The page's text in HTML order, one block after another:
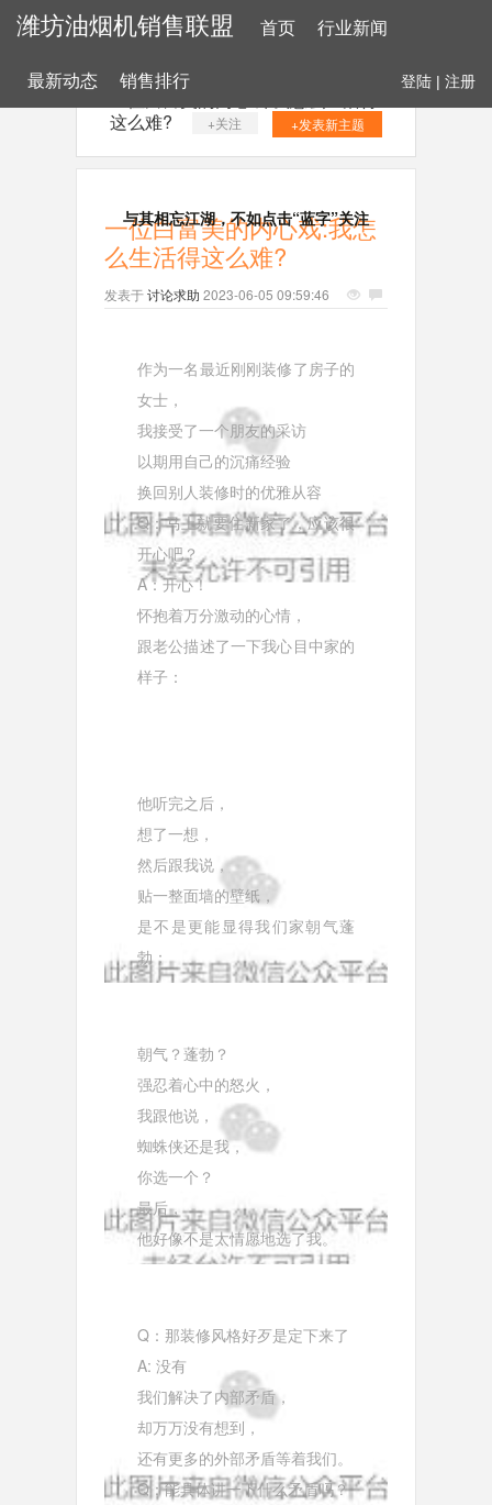
潍坊油烟机销售联盟 首页 行业新闻
最新动态 销售排行 登陆 | 注册
这么难?
+关注 +发表新主题
一位白富美的内心戏:我怎
么生活得这么难?
发表于讨论求助 2023-06-05 09:59:46
与其相忘江湖，不如点击“蓝字”关注
作为一名最近刚刚装修了房子的
女士，
我接受了一个朋友的采访
以期用自己的沉痛经验
换回别人装修时的优雅从容
Q：马上就要住新家了，应该很
开心吧？
A：开心！
怀抱着万分激动的心情，
跟老公描述了一下我心目中家的
样子：
他听完之后，
想了一想，
然后跟我说，
贴一整面墙的壁纸，
是不是更能显得我们家朝气蓬
勃：
朝气？蓬勃？
强忍着心中的怒火，
我跟他说，
蜘蛛侠还是我，
你选一个？
最后，
他好像不是太情愿地选了我。
Q：那装修风格好歹是定下来了
A: 没有
我们解决了内部矛盾，
却万万没有想到，
还有更多的外部矛盾等着我们。
Q：能具体讲一下什么矛盾吗？